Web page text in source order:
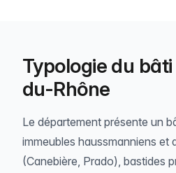
Typologie du
du-Rhône
Le département présente un
immeubles haussmanniens et
(Canebière, Prado), bastides